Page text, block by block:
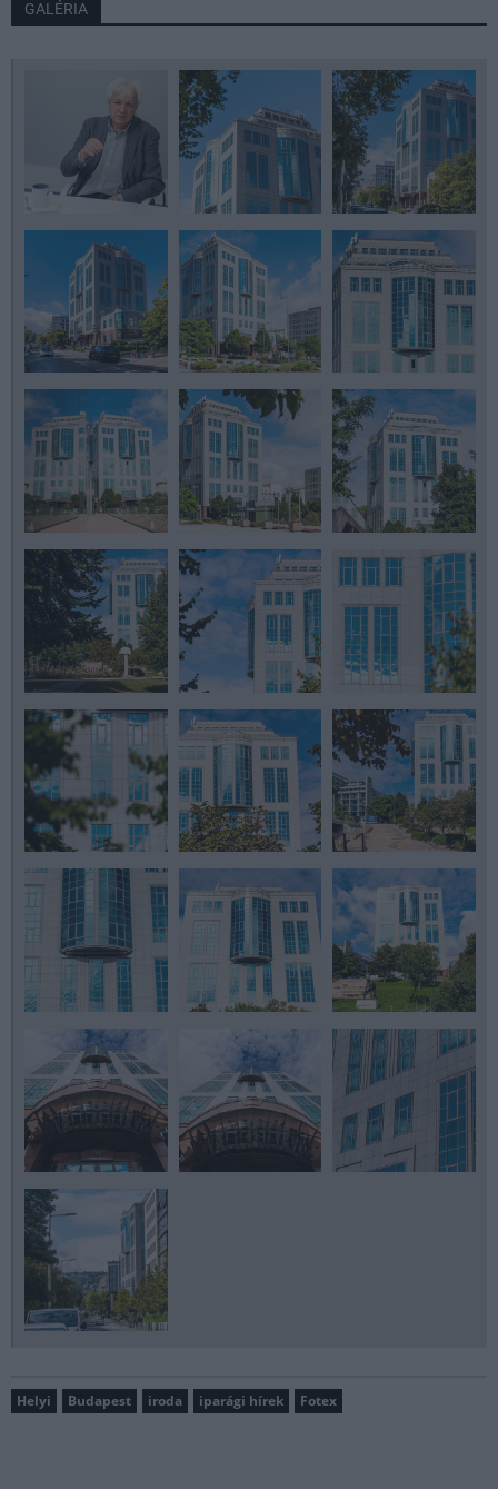
GALÉRIA
Helyi Budapest iroda iparági hírek Fotex